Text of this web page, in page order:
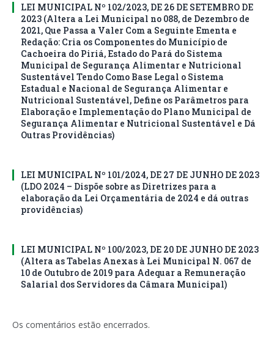
LEI MUNICIPAL Nº 102/2023, DE 26 DE SETEMBRO DE
2023 (Altera a Lei Municipal no 088, de Dezembro de
2021, Que Passa a Valer Com a Seguinte Ementa e
Redação: Cria os Componentes do Município de
Cachoeira do Piriá, Estado do Pará do Sistema
Municipal de Segurança Alimentar e Nutricional
Sustentável Tendo Como Base Legal o Sistema
Estadual e Nacional de Segurança Alimentar e
Nutricional Sustentável, Define os Parâmetros para
Elaboração e Implementação do Plano Municipal de
Segurança Alimentar e Nutricional Sustentável e Dá
Outras Providências)
LEI MUNICIPAL Nº 101/2024, DE 27 DE JUNHO DE 2023
(LDO 2024 – Dispõe sobre as Diretrizes para a
elaboração da Lei Orçamentária de 2024 e dá outras
providências)
LEI MUNICIPAL Nº 100/2023, DE 20 DE JUNHO DE 2023
(Altera as Tabelas Anexas à Lei Municipal N. 067 de
10 de Outubro de 2019 para Adequar a Remuneração
Salarial dos Servidores da Câmara Municipal)
Os comentários estão encerrados.